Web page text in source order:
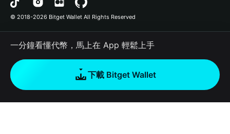
工作機會
DApp
RWA
如何購買加密貨幣
批次轉帳
Bitcoin
Polygon
用戶使用協議
© 2018-2026 Bitget Wallet All Rights Reserved
一分鐘看懂代幣，馬上在 App 輕鬆上手
下載 Bitget Wallet